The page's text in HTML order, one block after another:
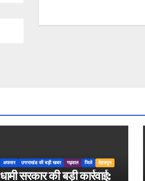
अफसर उत्तराखंड की बड़ी खबर गढ़वाल जिले देहरादून
धामी सरकार की बड़ी कार्रवाई: